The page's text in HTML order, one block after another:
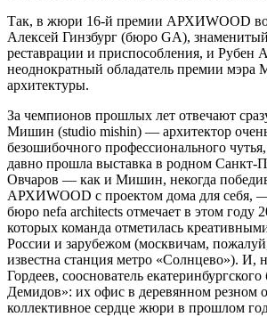
Так, в жюри 16-й премии АРХИWOOD
Алексей Гинзбург (бюро GA),
реставрации и приспособления, и
неоднократный обладатель премии мэра
архитектуры.
За чемпионов прошлых лет отвечают
Мишин (studio mishin) — архитектор
безошибочного профессионального
давно прошла выставка в родном Санкт-
Овчаров — как и Мишин, некогда
АРХИWOOD с проектом дома для себя,
бюро nefa architects отмечает в этом году
которых команда отметилась
России и зарубежом (москвичам,
известна станция метро «Солнцево»). И,
Гордеев, сооснователь
Демидов»: их офис в деревянном резном
коллективное сердце жюри в прошлом